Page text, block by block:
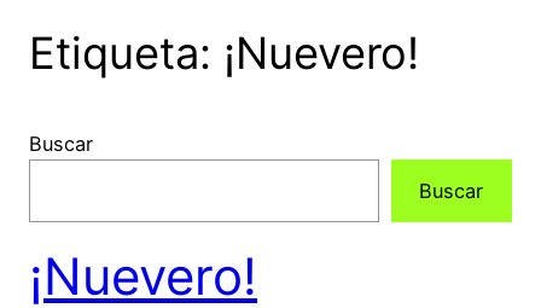
Etiqueta: ¡Nuevero!
Buscar
Buscar
¡Nuevero!